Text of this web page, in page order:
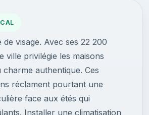
visage. Avec ses 22 200
ville privilégie les maisons
charme authentique. Ces
réclament pourtant une
face aux étés qui
Installer une climatisation